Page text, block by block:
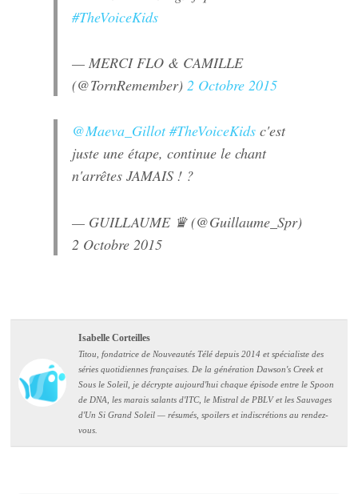
#TheVoiceKids
— MERCI FLO & CAMILLE
(@TornRemember)2 Octobre 2015
@Maeva_Gillot #TheVoiceKids c'est
juste une étape, continue le chant
n'arrêtes JAMAIS ! ?
— GUILLAUME ♛ (@Guillaume_Spr)
2 Octobre 2015
Isabelle Corteilles
Titou, fondatrice de Nouveautés Télé depuis 2014 et spécialiste des
séries quotidiennes françaises. De la génération Dawson's Creek et
Sous le Soleil, je décrypte aujourd'hui chaque épisode entre le Spoon
de DNA, les marais salants d'ITC, le Mistral de PBLV et les Sauvages
d'Un Si Grand Soleil — résumés, spoilers et indiscrétions au rendez-
vous.